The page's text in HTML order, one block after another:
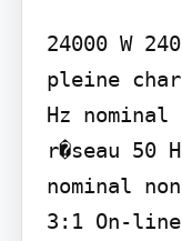
24000 W
pleine
Hz
r�seau 50
nominal
3:1 On-